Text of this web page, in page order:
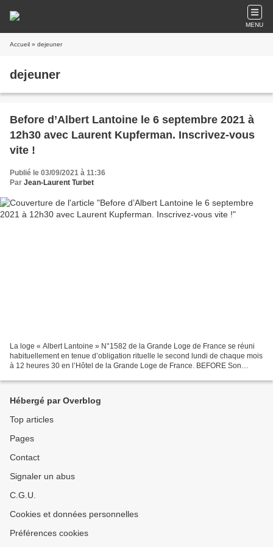
MENU
Accueil » dejeuner
dejeuner
Before d’Albert Lantoine le 6 septembre 2021 à
12h30 avec Laurent Kupferman. Inscrivez-vous
vite !
Publié le 03/09/2021 à 11:36
Par Jean-Laurent Turbet
La loge « Albert Lantoine » N°1582 de la Grande Loge de France se réuni
habituellement en tenue d’obligation rituelle le second lundi de chaque mois
à 12 heures 30 en l’Hôtel de la Grande Loge de France. BEFORE Son
Hébergé par Overblog
Top articles
Pages
Contact
Signaler un abus
C.G.U.
Cookies et données personnelles
Préférences cookies